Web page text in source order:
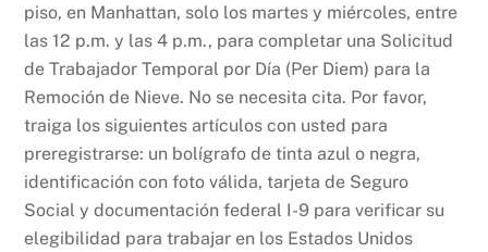
piso, en Manhattan, solo los martes y miércoles, entre
las 12 p.m. y las 4 p.m., para completar una Solicitud
de Trabajador Temporal por Día (Per Diem) para la
Remoción de Nieve. No se necesita cita. Por favor,
traiga los siguientes artículos con usted para
preregistrarse: un bolígrafo de tinta azul o negra,
identificación con foto válida, tarjeta de Seguro
Social y documentación federal I-9 para verificar su
elegibilidad para trabajar en los Estados Unidos